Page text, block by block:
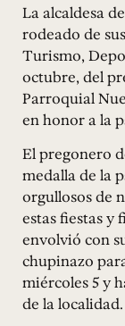
La alcaldesa
rodeado de
Turismo,
octubre, del
Parroquial
en honor a la
El pregonero
medalla de la
orgullosos de
estas fiestas y
envolvió con
chupinazo
miércoles 5 y
de la localidad.